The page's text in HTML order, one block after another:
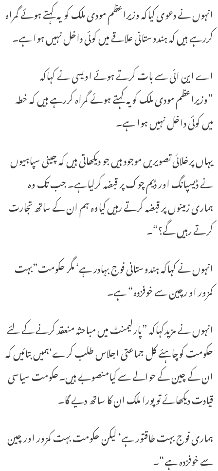
انہوں نے دعوی کیاکہ وزیراعظم مودی ملک کو یہ کہتے ہوئے گمراہ
کررہے ہیں کہ ہندوستانی علاقے میں کوئی داخل نہیں ہوا ہے۔
اے این ائی سے بات کرتے ہوئے اویسی نے کہاکہ
”وزیراعظم مودی ملک کویہ کہتے ہوئے گمراہ کررہے ہیں کہ خطہ
میں کوئی داخل نہیں ہوا ہے۔
یہاں پرخلائی تصویریں موجود ہیں جو دیکھاتی ہیں کہ چینی سپاہیوں
نے ڈیسپانگ اور ڈیم چوک پر قبضہ کرلیاہے۔ جب تک وہ
ہماری زمینوں پر قبضہ کرتے رہیں کیاوہ ہم ان کے ساتھ تجارت
کرتے رہیں گے؟“۔
انہوں نے کہاکہ ہندوستانی فوج بہادر ہے‘ مگر حکومت”بہت
کمزور او رچین سے خوفزدہ“ ہے۔
انہوں نے مزیدکہاکہ ”پارلیمنٹ میں مباحثہ منعقد کرنے کے لئے
حکومت کوچاہئے کل جماعتی اجلاس طلب کرے‘ہمیں بتائیں کہ
ان کے چین کے حوالے سے کیامنصوبے ہیں۔حکومت سیاسی
قیادت دیکھائے تو پورا ملک ان کا ساتھ دیے گا۔
ہماری فوج بہت طاقتور ہے‘ لیکن حکومت بہت کمزور اور چین
سے خوفزدہ ہے“۔